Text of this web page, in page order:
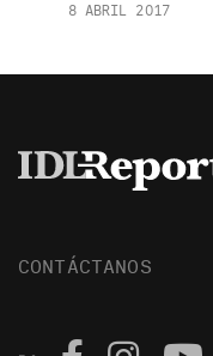
8 ABRIL 2017
CONTÁCTANOS